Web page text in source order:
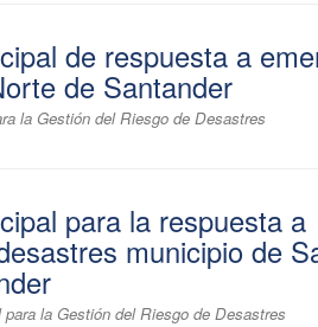
de respuesta a
de Santander
la Gestión del Riesgo de Desastres
para la respuesta a
municipio de
la Gestión del Riesgo de Desastres